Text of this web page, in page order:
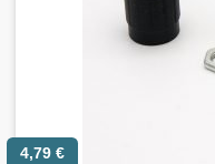
4,79 €